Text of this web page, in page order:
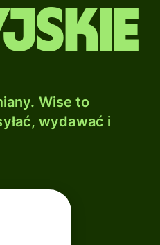
Wise to
wydawać i